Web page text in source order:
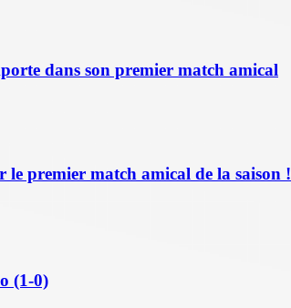
dans son premier match amical
le premier match amical de la saison !
(1-0)